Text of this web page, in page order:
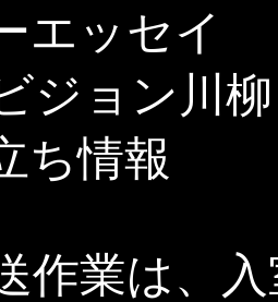
ッセイ
ョン川柳
情報
作業は、